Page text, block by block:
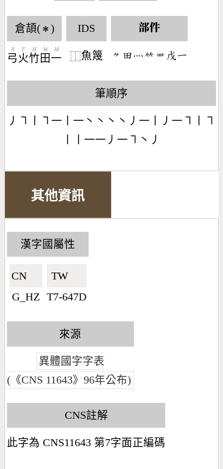
倉頡( ✱ )
弓
N
火
F
竹
H
田
W
一
M
IDS
⿰魚篾
部件
󶀾󶄬󶃺󶆆󶄱󶄦󶀀
筆順序
丿㇕丨㇕一丨一丶丶丶丶丿一丨丿一㇕丨㇕
丨丨一一丿一㇕丶丿
其他資訊
漢字國屬性
CN🇨🇳
G_HZ
TW🇹🇼
T7-647D
來源
異體國字字表
(《CNS 11643》96年公布)
CNS註解
此字為 CNS11643 第7字面正編碼